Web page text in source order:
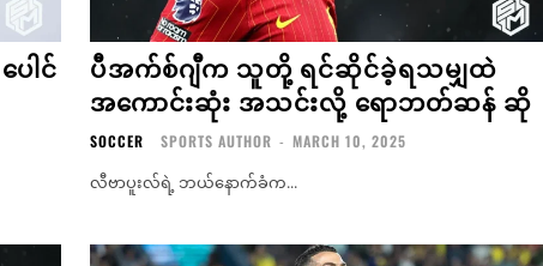
ေါင်
ပီအက်စ်ဂျီက သူတို့ ရင်ဆိုင်ခဲ့ရသမျှထဲ
အကောင်းဆုံး အသင်းလို့ ရောဘတ်ဆန် ဆို
SOCCER SPORTS AUTHOR - MARCH 10, 2025
လီဗာပူးလ်ရဲ့ ဘယ်နောက်ခံက...